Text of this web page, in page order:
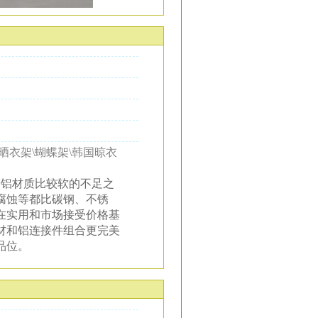
衣架\蝴蝶架\韩国晾衣
材质比较软的不足之
蚀等都比碳钢、不锈
实用和市场接受价格基
和铝连接件组合更完美
。